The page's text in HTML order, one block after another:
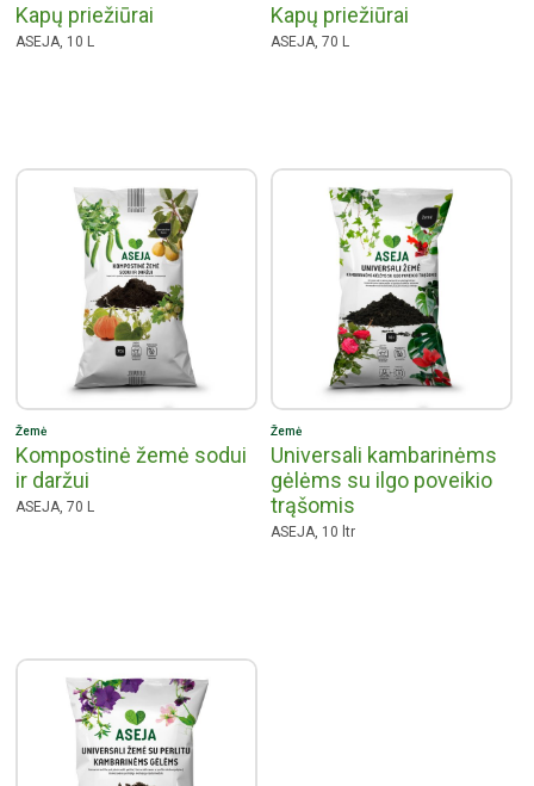
Kapų priežiūrai
ASEJA, 10 L
Kapų priežiūrai
ASEJA, 70 L
Žemė
Kompostinė žemė sodui
ir daržui
ASEJA, 70 L
Žemė
Universali kambarinėms
gėlėms su ilgo poveikio
trąšomis
ASEJA, 10 ltr